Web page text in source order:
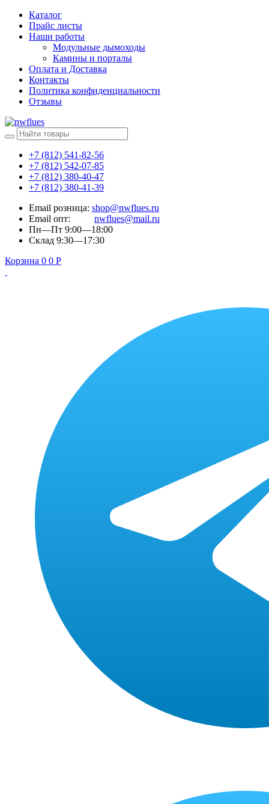
Каталог
Прайс листы
Наши работы
Модульные дымоходы
Камины и порталы
Оплата и Доставка
Контакты
Политика конфиденциальности
Отзывы
+7 (812) 541-82-56
+7 (812) 542-07-85
+7 (812) 380-40-47
+7 (812) 380-41-39
Email розница: shop@nwflues.ru
Email опт: nwflues@mail.ru
Пн—Пт 9:00—18:00
Склад 9:30—17:30
Корзина 0 0 Р